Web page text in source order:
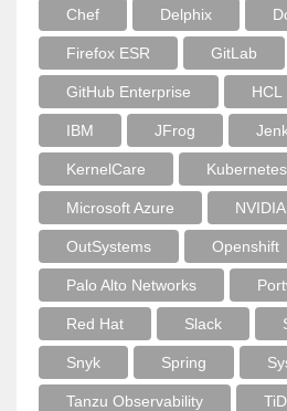
Chef Delphix
Firefox ESR GitLab
GitHub Enterprise HCL
IBM JFrog
KernelCare Kubernetes
Microsoft Azure NVIDIA
OutSystems Openshift
Palo Alto Networks
Red Hat Slack
Snyk Spring
Tanzu Observability